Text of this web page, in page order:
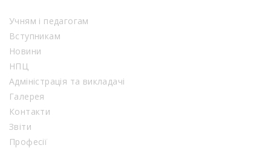
Учням і педагогам
Вступникам
Новини
НПЦ
Адміністрація та викладачі
Галерея
Контакти
Звіти
Професії